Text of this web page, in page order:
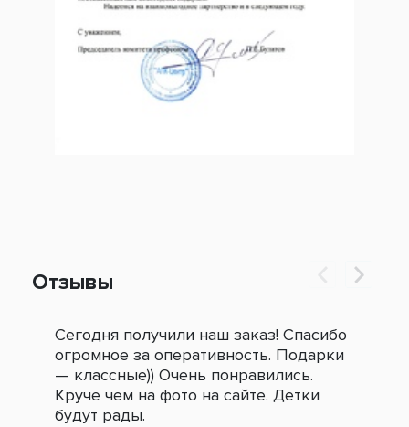
Отзывы
Сегодня получили наш заказ! Спасибо
огромное за оперативность. Подарки
— классные)) Очень понравились.
Круче чем на фото на сайте. Детки
будут рады.